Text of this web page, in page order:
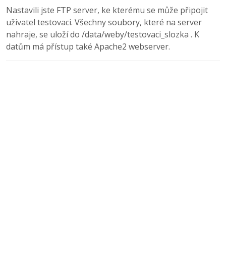
Nastavili jste FTP server, ke kterému se může připojit
uživatel testovaci. Všechny soubory, které na server
nahraje, se uloží do /data/weby/testovaci_slozka . K
datům má přístup také Apache2 webserver.